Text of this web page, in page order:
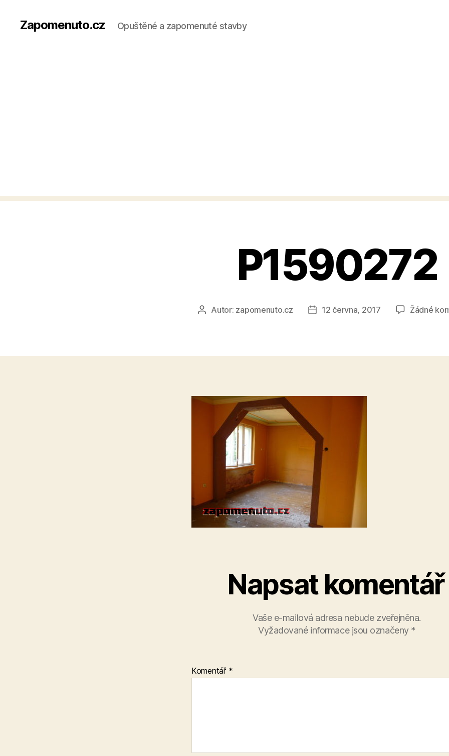
Zapomenuto.cz Opuštěné a zapomenuté stavby
P1590272
AutorAutor: zapomenuto.cz
Datum
12 června, 2017 Žádné
Napsat komentář
Vaše e-mailová adresa nebude zveřejněna.
Vyžadované informace jsou označeny *
Komentář *